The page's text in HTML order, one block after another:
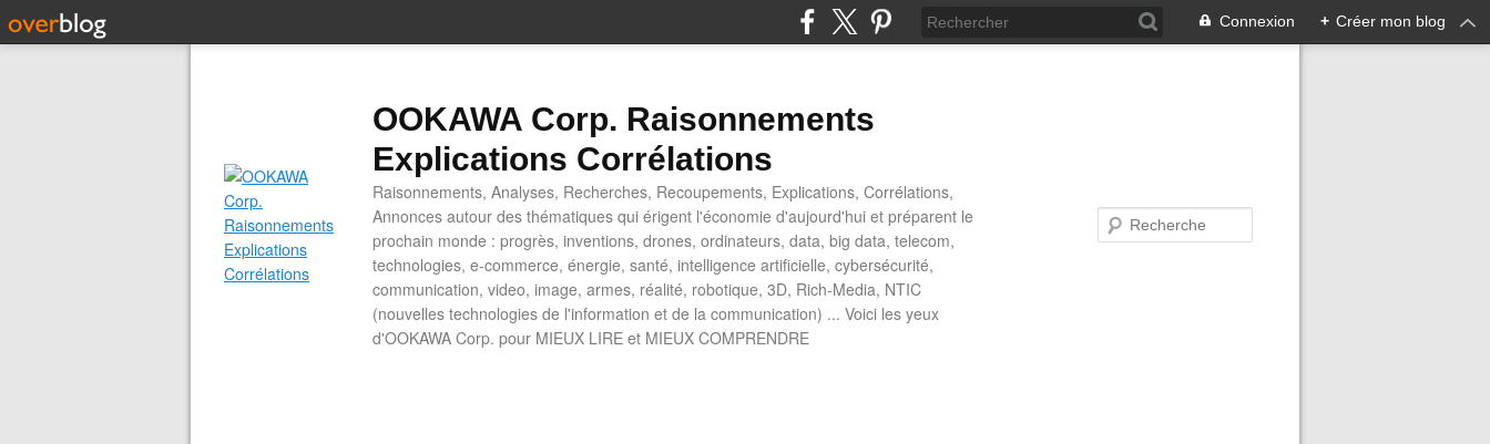
Connexion + Créer mon blog
OOKAWA Corp. Raisonnements
Explications Corrélations
Raisonnements, Analyses, Recherches, Recoupements, Explications, Corrélations,
Annonces autour des thématiques qui érigent l'économie d'aujourd'hui et préparent le
prochain monde : progrès, inventions, drones, ordinateurs, data, big data, telecom,
technologies, e-commerce, énergie, santé, intelligence artificielle, cybersécurité,
communication, video, image, armes, réalité, robotique, 3D, Rich-Media, NTIC
(nouvelles technologies de l'information et de la communication) ... Voici les yeux
d'OOKAWA Corp. pour MIEUX LIRE et MIEUX COMPRENDRE